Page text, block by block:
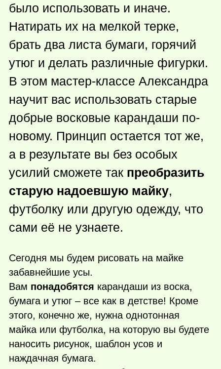
было использовать и иначе.
Натирать их на мелкой терке,
брать два листа бумаги, горячий
утюг и делать различные фигурки.
В этом мастер-классе Александра
научит вас использовать старые
добрые восковые карандаши по-
новому. Принцип остается тот же,
а в результате вы без особых
усилий сможете так преобразить
старую надоевшую майку,
футболку или другую одежду, что
сами её не узнаете.
Сегодня мы будем рисовать на майке
забавнейшие усы.
Вам понадобятся карандаши из воска,
бумага и утюг – все как в детстве! Кроме
этого, конечно же, нужна однотонная
майка или футболка, на которую вы будете
наносить рисунок, шаблон усов и
наждачная бумага.